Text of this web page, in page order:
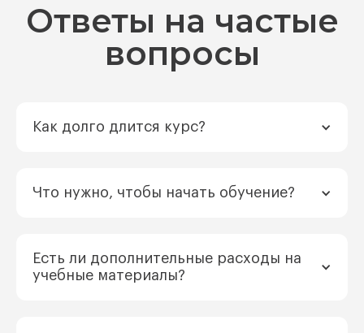
Ответы на частые
вопросы
Как долго длится курс?
Что нужно, чтобы начать обучение?
Есть ли дополнительные расходы на
учебные материалы?